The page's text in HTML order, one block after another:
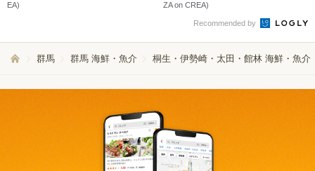
EA)
ZA on CREA)
Recommended by
群馬 群馬 海鮮・魚介 桐生・伊勢崎・太田・館林 海鮮・魚介